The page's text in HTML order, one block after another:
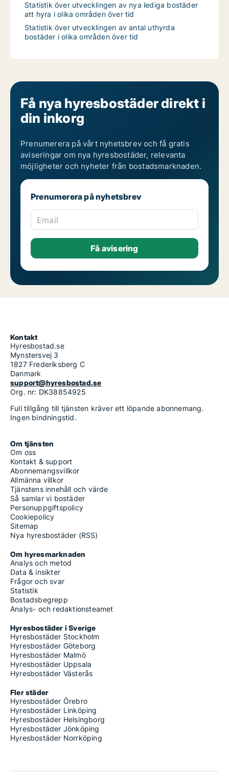
Statistik över utvecklingen av nya lediga bostäder
att hyra i olika områden över tid
Statistik över utvecklingen av antal uthyrda
bostäder i olika områden över tid
Få nya hyresbostäder direkt i
din inkorg
Prenumerera på vårt nyhetsbrev och få gratis
aviseringar om nya hyresbostäder, relevanta
möjligheter och nyheter från bostadsmarknaden.
Prenumerera på nyhetsbrev
Email
Kontakt
Hyresbostad.se
Mynstersvej 3
1827 Frederiksberg C
Danmark
support@hyresbostad.se
Org. nr: DK38854925
Full tillgång till tjänsten kräver ett löpande abonnemang.
Ingen bindningstid.
Om tjänsten
Om oss
Kontakt & support
Abonnemangsvillkor
Allmänna villkor
Tjänstens innehåll och värde
Så samlar vi bostäder
Personuppgiftspolicy
Cookiepolicy
Sitemap
Nya hyresbostäder (RSS)
Om hyresmarknaden
Analys och metod
Data & insikter
Frågor och svar
Statistik
Bostadsbegrepp
Analys- och redaktionsteamet
Hyresbostäder i Sverige
Hyresbostäder Stockholm
Hyresbostäder Göteborg
Hyresbostäder Malmö
Hyresbostäder Uppsala
Hyresbostäder Västerås
Fler städer
Hyresbostäder Örebro
Hyresbostäder Linköping
Hyresbostäder Helsingborg
Hyresbostäder Jönköping
Hyresbostäder Norrköping